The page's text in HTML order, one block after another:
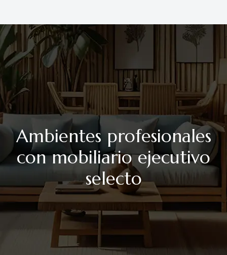
Ambientes profesionales
con mobiliario ejecutivo
selecto